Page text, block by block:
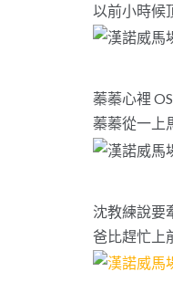
以前小時候
蓁蓁心裡
蓁蓁從一上
沈教練說要
爸比趕忙上